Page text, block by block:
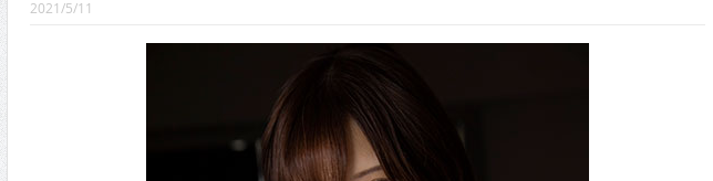
288号
286号
285号
2021/5/11